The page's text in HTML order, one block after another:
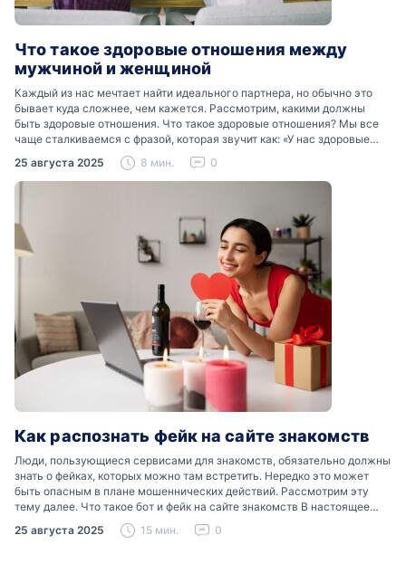
Что такое здоровые отношения между
мужчиной и женщиной
Каждый из нас мечтает найти идеального партнера, но обычно это
бывает куда сложнее, чем кажется. Рассмотрим, какими должны
быть здоровые отношения. Что такое здоровые отношения? Мы все
чаще сталкиваемся с фразой, которая звучит как: «У нас здоровые
отношения». Что именно подразумевается…
25 августа 2025 8 мин. 0
Как распознать фейк на сайте знакомств
Люди, пользующиеся сервисами для знакомств, обязательно должны
знать о фейках, которых можно там встретить. Нередко это может
быть опасным в плане мошеннических действий. Рассмотрим эту
тему далее. Что такое бот и фейк на сайте знакомств В настоящее
время можно встретить свою…
25 августа 2025 15 мин. 0